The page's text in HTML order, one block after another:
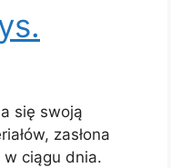
się swoją
zasłona
ciągu dnia.